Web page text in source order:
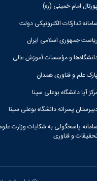
پورتال امام خمینی (ره)
سامانه تدارکات الکترونیکی دولت
ریاست جمهوری اسلامی ایران
و مؤسسات آموزش عالی
پارک علم و فناوری همدان
آپا دانشگاه بوعلی سینا
پسرانه دانشگاه بوعلی سینا
سامانه پاسخگوئی به شکایات وزارت
و فناوری